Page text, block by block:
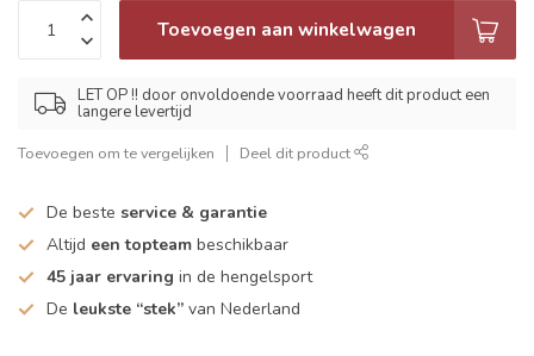
Toevoegen aan winkelwagen
LET OP !! door onvoldoende voorraad heeft dit product een
langere levertijd
Toevoegen om te vergelijken Deel dit product
De beste service & garantie
Altijd een topteam beschikbaar
45 jaar ervaring in de hengelsport
De leukste “stek” van Nederland